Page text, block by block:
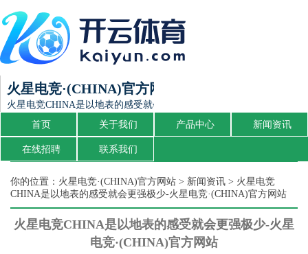
火星电竞·(CHINA)官方网站
火星电竞CHINA是以地表的感受就会更强极少-火星电竞·(CHINA)官方
首页
关于我们 产品中心 新闻资讯
在线招聘 联系我们
你的位置： 火星电竞·(CHINA)官方网站 > 新闻资讯 > 火星电竞
CHINA是以地表的感受就会更强极少-火星电竞·(CHINA)官方网站
火星电竞CHINA是以地表的感受就会更强极少-火星
电竞·(CHINA)官方网站